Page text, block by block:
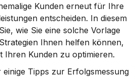
Kunden erneut für Ihre
entscheiden. In diesem
wie Sie eine solche Vorlage
Ihnen helfen können,
Ihren Kunden zu optimieren.
Tipps zur Erfolgsmessung